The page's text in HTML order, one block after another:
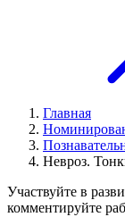
Главная
Невроз.
Участвуйте в
комментируйте